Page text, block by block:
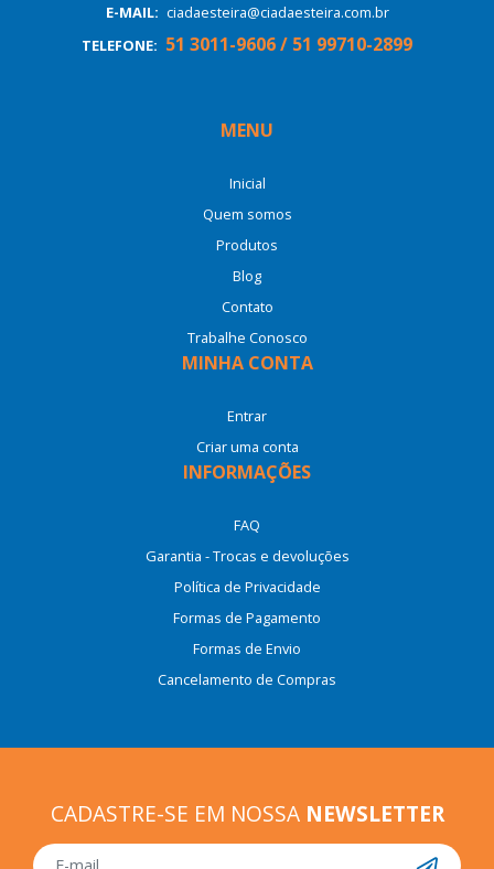
E-MAIL: ciadaesteira@ciadaesteira.com.br
TELEFONE: 51 3011-9606 / 51 99710-2899
MENU
Inicial
Quem somos
Produtos
Blog
Contato
Trabalhe Conosco
MINHA CONTA
Entrar
Criar uma conta
INFORMAÇÕES
FAQ
Garantia - Trocas e devoluções
Política de Privacidade
Formas de Pagamento
Formas de Envio
Cancelamento de Compras
CADASTRE-SE EM NOSSA NEWSLETTER